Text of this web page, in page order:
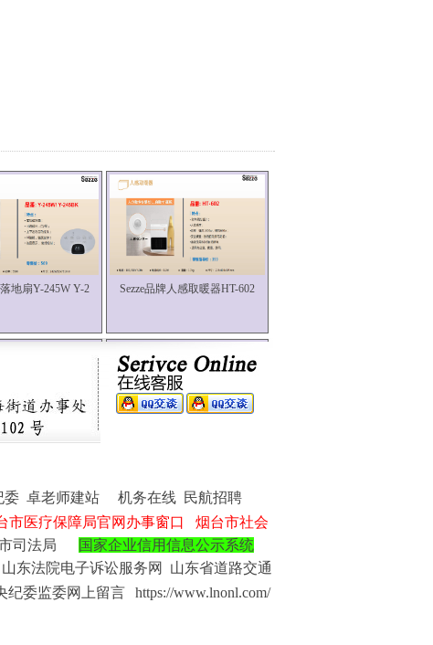
地扇Y-245W Y-2 Sezze品牌人感取暖器HT-602
委 卓老师建站 机务在线 民航招聘
市医疗保障局官网 办事窗口
烟台市社会
司法局
国家企业信用信息公示系统
山东法院电子诉讼服务网
山东省道路交通
纪委监委网上留言
https://www.lnonl.com/